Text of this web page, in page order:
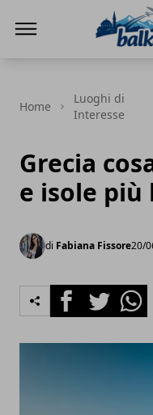
Home
Luoghi di
Interesse
Grecia
e isole più
di Fabiana Fissore20/
FacebookTwitter